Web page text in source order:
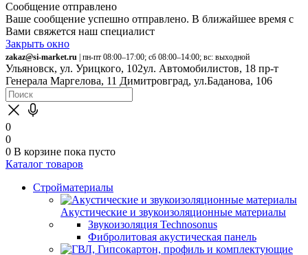
Сообщение отправлено
Ваше сообщение успешно отправлено. В ближайшее время с
Вами свяжется наш специалист
Закрыть окно
zakaz@si-market.ru | пн-пт 08:00–17:00; сб 08:00–14:00; вс: выходной
Ульяновск, ул. Урицкого, 102ул. Автомобилистов, 18 пр-т
Генерала Маргелова, 11 Димитровград, ул.Баданова, 106
0
0
0 В корзине пока пусто
Каталог товаров
Стройматериалы
Акустические и звукоизоляционные материалы
Звукоизоляция Technosonus
Фибролитовая акустическая панель